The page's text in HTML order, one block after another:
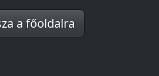
a főoldalra